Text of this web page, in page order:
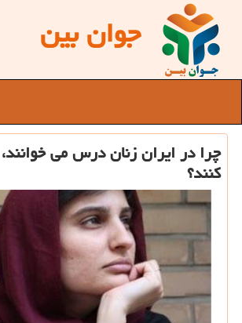
جوان بین
چرا در ایران زنان درس می
كنند؟